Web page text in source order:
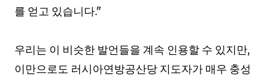
를 얻고 있습니다."
우리는 이 비슷한 발언들을 계속 인용할 수 있지만,
이만으로도 러시아연방공산당 지도자가 매우 충성